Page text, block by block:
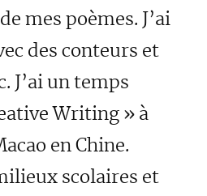
mes poèmes. J’ai
des conteurs et
J’ai un temps
Writing » à
en Chine.
scolaires et